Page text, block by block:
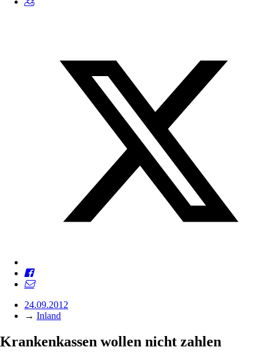
24.09.2012
→ Inland
Krankenkassen wollen nicht zahlen